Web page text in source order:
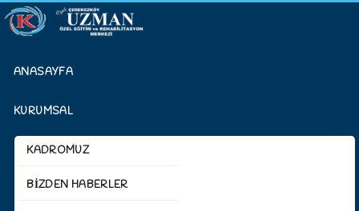
ANASAYFA
KURUMSAL
KADROMUZ
BİZDEN HABERLER